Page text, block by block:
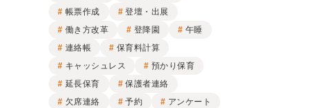
帳票作成
登壇・出展
働き方改革
登降園
午睡
連絡帳
保育料計算
キャッシュレス
預かり保育
延長保育
保護者連絡
欠席連絡
予約
アンケート